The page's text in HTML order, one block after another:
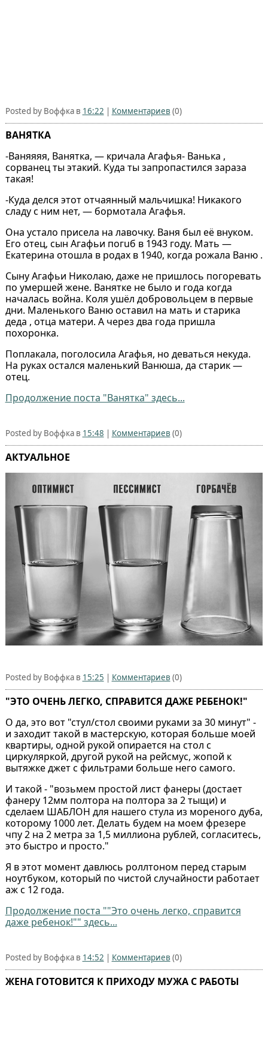
Posted by Воффка в 16:22 | Комментариев (0)
ВАНЯТКА
-Ваняяяя, Ванятка, — кричала Агафья- Ванька ,
сорванец ты этакий. Куда ты запропастился зараза
такая!
-Куда делся этот отчаянный мальчишка! Никакого
сладу с ним нет, — бормотала Агафья.
Она устало присела на лавочку. Ваня был её внуком.
Его отец, сын Агафьи погuб в 1943 году. Мать —
Екатерина отошла в родах в 1940, когда рожала Ваню .
Сыну Агафьи Николаю, даже не пришлось погоревать
по умершей жене. Ванятке не было и года когда
началась война. Коля ушёл добровольцем в первые
дни. Маленького Ваню оставил на мать и старика
деда , отца матери. А через два года пришла
похоронка.
Поплакала, поголосила Агафья, но деваться некуда.
На руках остался маленький Ванюша, да старик —
отец.
Продолжение поста "Ванятка" здесь...
Posted by Воффка в 15:48 | Комментариев (0)
АКТУАЛЬНОЕ
Posted by Воффка в 15:25 | Комментариев (0)
"ЭТО ОЧЕНЬ ЛЕГКО, СПРАВИТСЯ ДАЖЕ РЕБЕНОК!"
О да, это вот "стул/стол своими руками за 30 минут" -
и заходит такой в мастерскую, которая больше моей
квартиры, одной рукой опирается на стол с
циркуляркой, другой рукой на рейсмус, жопой к
вытяжке джет с фильтрами больше него самого.
И такой - "возьмем простой лист фанеры (достает
фанеру 12мм полтора на полтора за 2 тыщи) и
сделаем ШАБЛОН для нашего стула из мореного дуба,
которому 1000 лет. Делать будем на моем фрезере
чпу 2 на 2 метра за 1,5 миллиона рублей, согласитесь,
это быстро и просто."
Я в этот момент давлюсь роллтоном перед старым
ноутбуком, который по чистой случайности работает
аж с 12 года.
Продолжение поста ""Это очень легко, справится
даже ребенок!"" здесь...
Posted by Воффка в 14:52 | Комментариев (0)
ЖЕНА ГОТОВИТСЯ К ПРИХОДУ МУЖА С РАБОТЫ